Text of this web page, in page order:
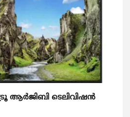
ആർജിബി ടെലിവിഷൻ